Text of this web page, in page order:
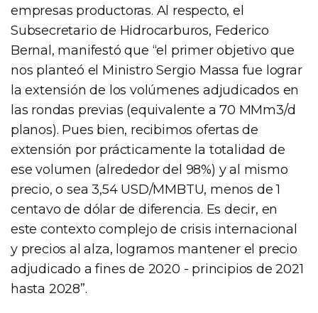
empresas productoras. Al respecto, el
Subsecretario de Hidrocarburos, Federico
Bernal, manifestó que “el primer objetivo que
nos planteó el Ministro Sergio Massa fue lograr
la extensión de los volúmenes adjudicados en
las rondas previas (equivalente a 70 MMm3/d
planos). Pues bien, recibimos ofertas de
extensión por prácticamente la totalidad de
ese volumen (alrededor del 98%) y al mismo
precio, o sea 3,54 USD/MMBTU, menos de 1
centavo de dólar de diferencia. Es decir, en
este contexto complejo de crisis internacional
y precios al alza, logramos mantener el precio
adjudicado a fines de 2020 - principios de 2021
hasta 2028”.